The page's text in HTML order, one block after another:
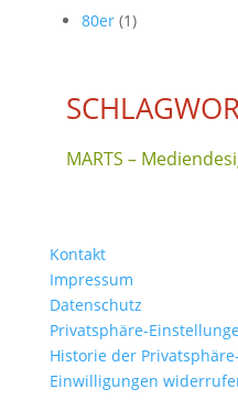
80er (1)
MARTS –
Kontakt
Impressum
Datenschutz
Privatsphäre-
Historie der
Einwilligungen